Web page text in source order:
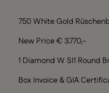
750 White Gold
New Price € 3.770,-
1 Diamond W SI1 Round
Box Invoice & GIA